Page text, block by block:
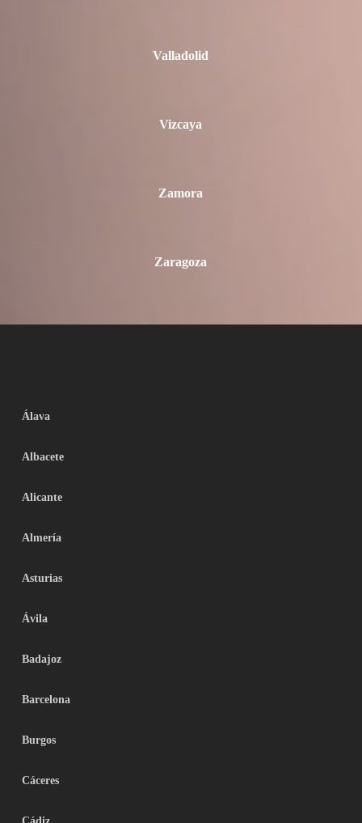
Valladolid
Vizcaya
Zamora
Zaragoza
Álava
Albacete
Alicante
Almería
Asturias
Ávila
Badajoz
Barcelona
Burgos
Cáceres